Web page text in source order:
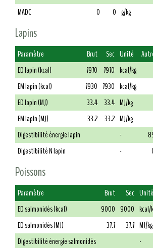
MADC
0 0 g/kg
Lapins
Paramètre Brut Sec Unité
ED lapin (kcal)
7970 7970 kcal/kg
EM lapin (kcal)
7930 7930 kcal/kg
ED lapin (MJ)
33.4 33.4 MJ/kg
EM lapin (MJ)
33.2 33.2 MJ/kg
Digestibilité énergie lapin
-
Digestibilité N lapin
-
Poissons
Paramètre Brut Sec Unité
ED salmonidés (kcal)
9000 9000 kcal/
ED salmonidés (MJ)
37.7 37.7 MJ/kg
Digestibilité énergie salmonidés
-